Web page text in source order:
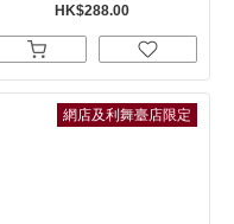
HK$288.00
網店及利舞臺店限定